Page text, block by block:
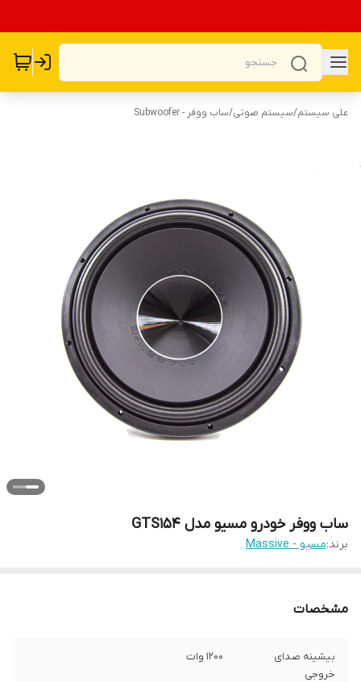
علی سیستم/سیستم صوتی/ساب ووفر - Subwoofer
ساب ووفر خودرو مسیو مدل GTS154
برند:مسیو - Massive
مشخصات
بیشینه صدای
خروجی
1200 وات